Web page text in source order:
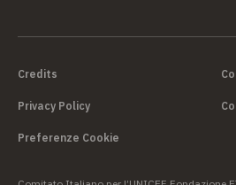
Credits
Privacy Policy
Preferenze Cookie